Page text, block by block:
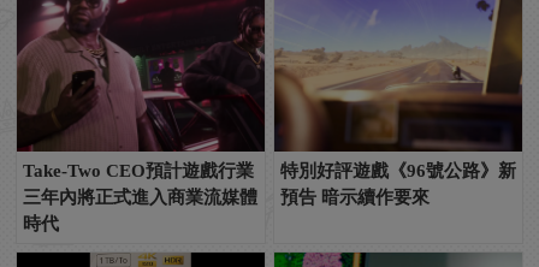
Take-Two CEO預計遊戲行業
三年內將正式進入商業流媒體
時代
特別好評遊戲《96號公路》新
預告 暗示續作要來